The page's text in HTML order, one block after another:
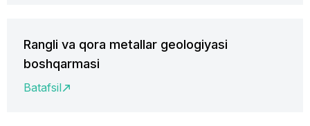
Rangli va qora metallar geologiyasi
boshqarmasi
Batafsil